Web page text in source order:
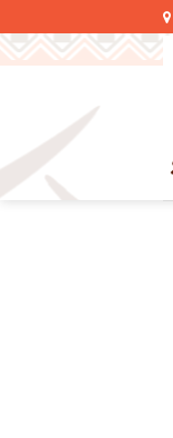
qua
nội